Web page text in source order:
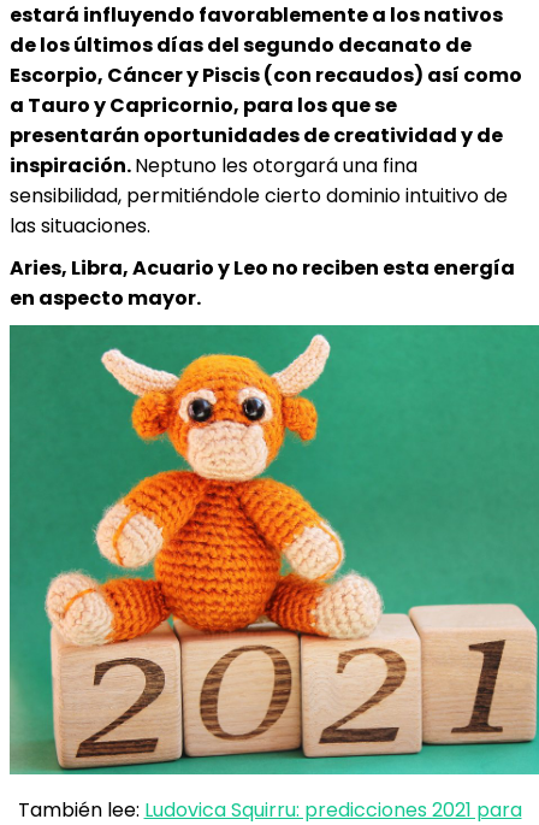
estará influyendo favorablemente a los nativos
de los últimos días del segundo decanato de
Escorpio, Cáncer y Piscis (con recaudos) así como
a Tauro y Capricornio, para los que se
presentarán oportunidades de creatividad y de
inspiración.Neptuno les otorgará una fina
sensibilidad, permitiéndole cierto dominio intuitivo de
las situaciones.
Aries, Libra, Acuario y Leo no reciben esta energía
en aspecto mayor.
También lee: Ludovica Squirru: predicciones 2021 para